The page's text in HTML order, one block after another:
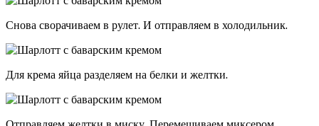
Снова сворачиваем в рулет. И отправляем в холодильник.
Для крема яйца разделяем на белки и желтки.